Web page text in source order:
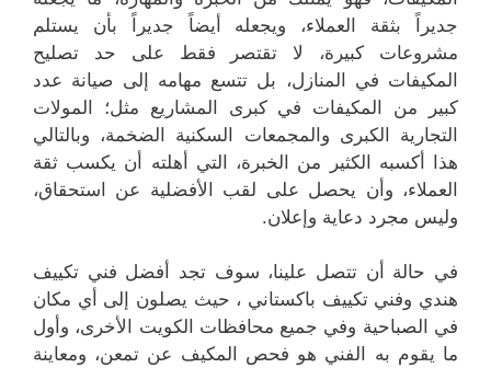
جديراً بثقة العملاء، ويجعله أيضاً جديراً بأن يستلم
مشروعات كبيرة، لا تقتصر فقط على حد تصليح
المكيفات في المنازل، بل تتسع مهامه إلى صيانة عدد
كبير من المكيفات في كبرى المشاريع مثل؛ المولات
التجارية الكبرى والمجمعات السكنية الضخمة، وبالتالي
هذا أكسبه الكثير من الخبرة، التي أهلته أن يكسب ثقة
العملاء، وأن يحصل على لقب الأفضلية عن استحقاق،
وليس مجرد دعاية وإعلان.
في حالة أن تتصل علينا، سوف تجد أفضل فني تكييف
هندي وفني تكييف باكستاني ، حيث يصلون إلى أي مكان
في الصباحية وفي جميع محافظات الكويت الأخرى، وأول
ما يقوم به الفني هو فحص المكيف عن تمعن، ومعاينة